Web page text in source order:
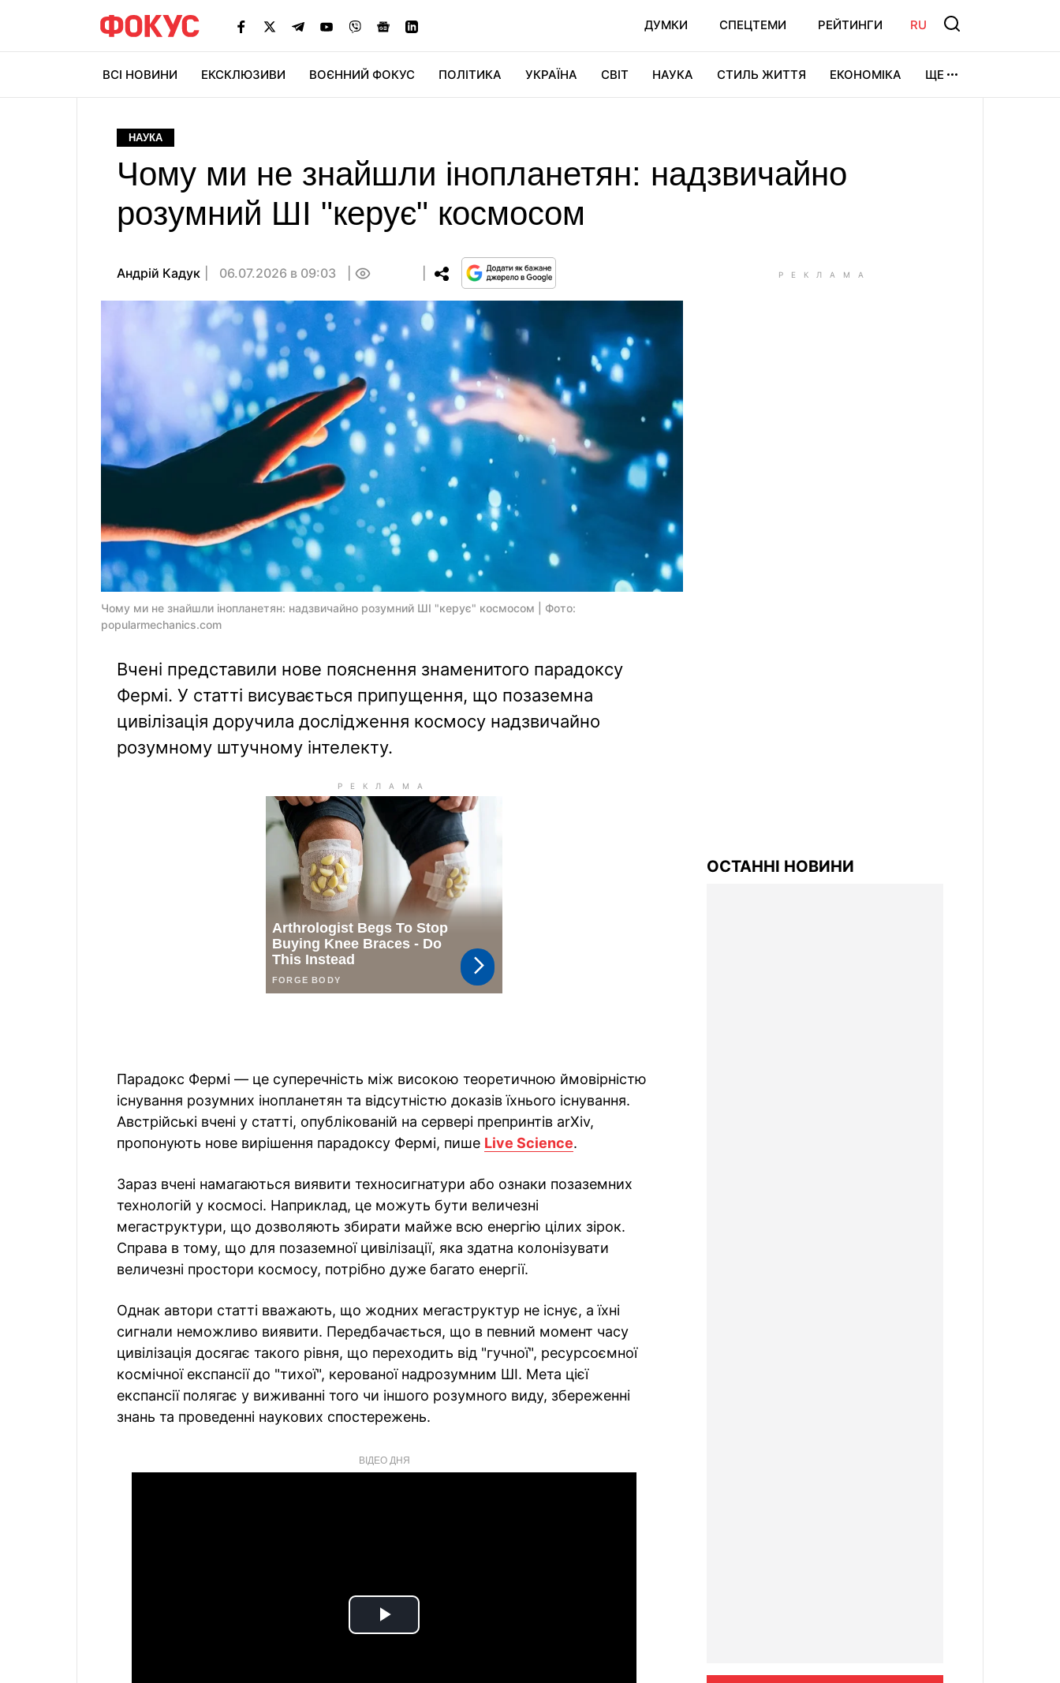
ДУМКИ СПЕЦТЕМИ РЕЙТИНГИ RU
ВСІ НОВИНИ ЕКСКЛЮЗИВИ ВОЄННИЙ ФОКУС ПОЛІТИКА УКРАЇНА СВІТ НАУКА СТИЛЬ ЖИТТЯ ЕКОНОМІКА ЩЕ
НАУКА
Чому ми не знайшли інопланетян: надзвичайно
розумний ШІ "керує" космосом
Андрій Кадук 06.07.2026 в 09:03
Чому ми не знайшли інопланетян: надзвичайно розумний ШІ "керує" космосом | Фото:
popularmechanics.com
Вчені представили нове пояснення знаменитого парадоксу
Фермі. У статті висувається припущення, що позаземна
цивілізація доручила дослідження космосу надзвичайно
розумному штучному інтелекту.
Парадокс Фермі — це суперечність між високою теоретичною ймовірністю
існування розумних інопланетян та відсутністю доказів їхнього існування.
Австрійські вчені у статті, опублікованій на сервері препринтів arXiv,
пропонують нове вирішення парадоксу Фермі, пише Live Science.
Зараз вчені намагаються виявити техносигнатури або ознаки позаземних
технологій у космосі. Наприклад, це можуть бути величезні
мегаструктури, що дозволяють збирати майже всю енергію цілих зірок.
Справа в тому, що для позаземної цивілізації, яка здатна колонізувати
величезні простори космосу, потрібно дуже багато енергії.
Однак автори статті вважають, що жодних мегаструктур не існує, а їхні
сигнали неможливо виявити. Передбачається, що в певний момент часу
цивілізація досягає такого рівня, що переходить від "гучної", ресурсоємної
космічної експансії до "тихої", керованої надрозумним ШІ. Мета цієї
експансії полягає у виживанні того чи іншого розумного виду, збереженні
знань та проведенні наукових спостережень.
ВІДЕО ДНЯ
Play
ОСТАННІ НОВИНИ